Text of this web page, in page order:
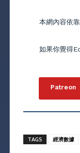
本網內容依
如果你覺得
Patreon
TAGS 經濟數據